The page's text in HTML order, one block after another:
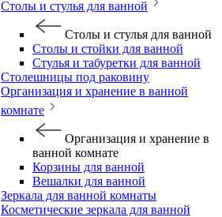
Столы и стулья для ванной
Столы и стулья для ванной
Столы и стойки для ванной
Стулья и табуретки для ванной
Столешницы под раковину
Организация и хранение в ванной
комнате
Организация и хранение в
ванной комнате
Корзины для ванной
Вешалки для ванной
Зеркала для ванной комнаты
Косметические зеркала для ванной